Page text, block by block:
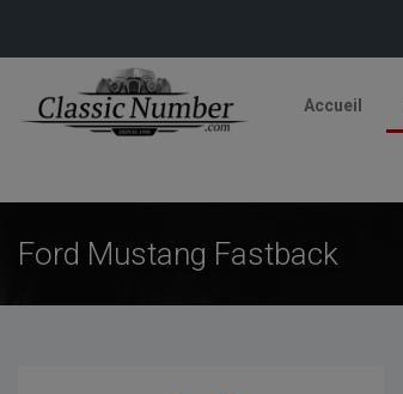
Accueil
Ford Mustang Fastback